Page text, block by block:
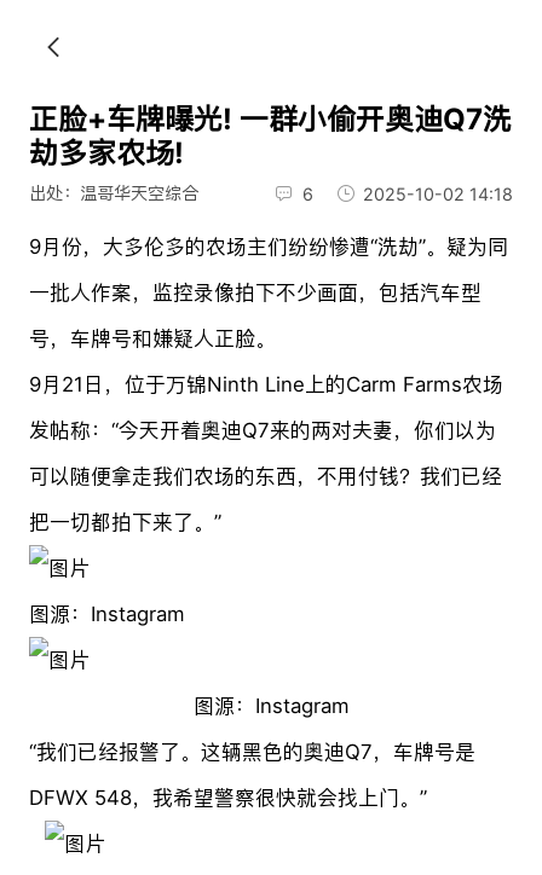
正脸+车牌曝光! 一群小偷开奥迪Q7洗
劫多家农场!
出处：温哥华天空综合 6 2025-10-02 14:18
9月份，大多伦多的农场主们纷纷惨遭“洗劫”。疑为同
一批人作案，监控录像拍下不少画面，包括汽车型
号，车牌号和嫌疑人正脸。
9月21日，位于万锦Ninth Line上的Carm Farms农场
发帖称：“今天开着奥迪Q7来的两对夫妻，你们以为
可以随便拿走我们农场的东西，不用付钱？我们已经
把一切都拍下来了。”
图源：Instagram
图源：Instagram
“我们已经报警了。这辆黑色的奥迪Q7，车牌号是
DFWX 548，我希望警察很快就会找上门。”